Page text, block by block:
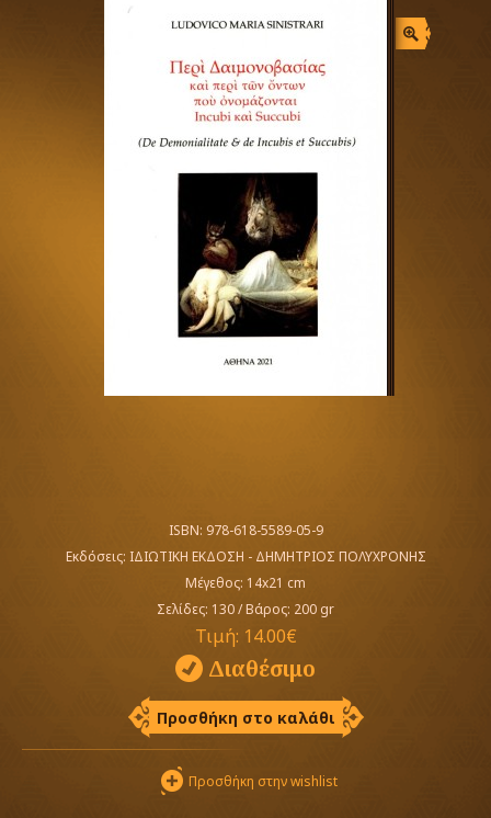
ISBN: 978-618-5589-05-9
Εκδόσεις: ΙΔΙΩΤΙΚΗ ΕΚΔΟΣΗ - ΔΗΜΗΤΡΙΟΣ ΠΟΛΥΧΡΟΝΗΣ
Μέγεθος: 14x21 cm
Σελίδες: 130/Βάρος: 200 gr
Τιμή: 14.00€
Διαθέσιμο
Προσθήκη στο καλάθι
Προσθήκη στην wishlist